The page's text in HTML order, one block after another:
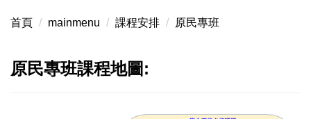
首頁 mainmenu 課程安排 原民專班
原民專班課程地圖: